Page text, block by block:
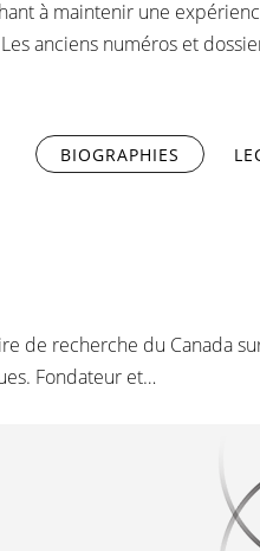
à maintenir une
anciens numéros et
BIOGRAPHIES
de recherche du Canada
Fondateur et…